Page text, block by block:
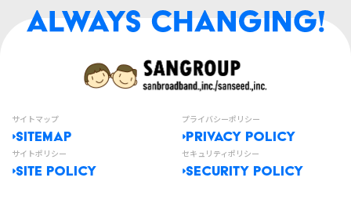
サイトマップ
SITEMAP
プライバシーポリシー
PRIVACY POLICY
サイトポリシー
SITE POLICY
セキュリティポリシー
SECURITY POLICY